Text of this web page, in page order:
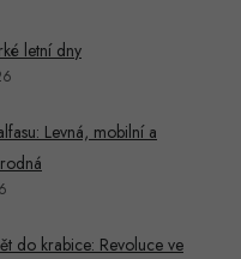
letní dny
Levná, mobilní a
do krabice: Revoluce ve